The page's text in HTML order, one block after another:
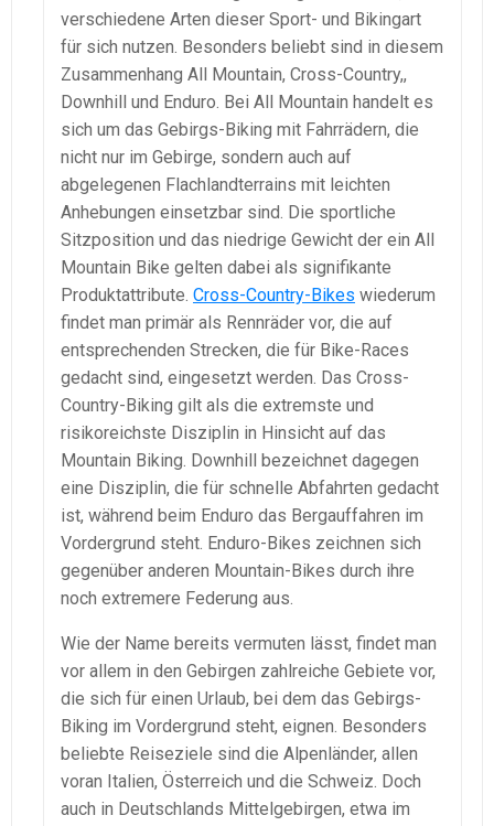
verschiedene Arten dieser Sport- und Bikingart
für sich nutzen. Besonders beliebt sind in diesem
Zusammenhang All Mountain, Cross-Country,,
Downhill und Enduro. Bei All Mountain handelt es
sich um das Gebirgs-Biking mit Fahrrädern, die
nicht nur im Gebirge, sondern auch auf
abgelegenen Flachlandterrains mit leichten
Anhebungen einsetzbar sind. Die sportliche
Sitzposition und das niedrige Gewicht der ein All
Mountain Bike gelten dabei als signifikante
Produktattribute. Cross-Country-Bikes wiederum
findet man primär als Rennräder vor, die auf
entsprechenden Strecken, die für Bike-Races
gedacht sind, eingesetzt werden. Das Cross-
Country-Biking gilt als die extremste und
risikoreichste Disziplin in Hinsicht auf das
Mountain Biking. Downhill bezeichnet dagegen
eine Disziplin, die für schnelle Abfahrten gedacht
ist, während beim Enduro das Bergauffahren im
Vordergrund steht. Enduro-Bikes zeichnen sich
gegenüber anderen Mountain-Bikes durch ihre
noch extremere Federung aus.
Wie der Name bereits vermuten lässt, findet man
vor allem in den Gebirgen zahlreiche Gebiete vor,
die sich für einen Urlaub, bei dem das Gebirgs-
Biking im Vordergrund steht, eignen. Besonders
beliebte Reiseziele sind die Alpenländer, allen
voran Italien, Österreich und die Schweiz. Doch
auch in Deutschlands Mittelgebirgen, etwa im